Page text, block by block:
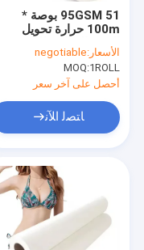
95GSM 51 بوصة *
100m حرارة تحويل
الورق الرولات للتسخين
لبس الرياضة البوليستر
الأسعار:negotiable
MOQ:1ROLL
أحصل على آخر سعر
ﺎﺘﺼﻟ ﺍﻶﻧ